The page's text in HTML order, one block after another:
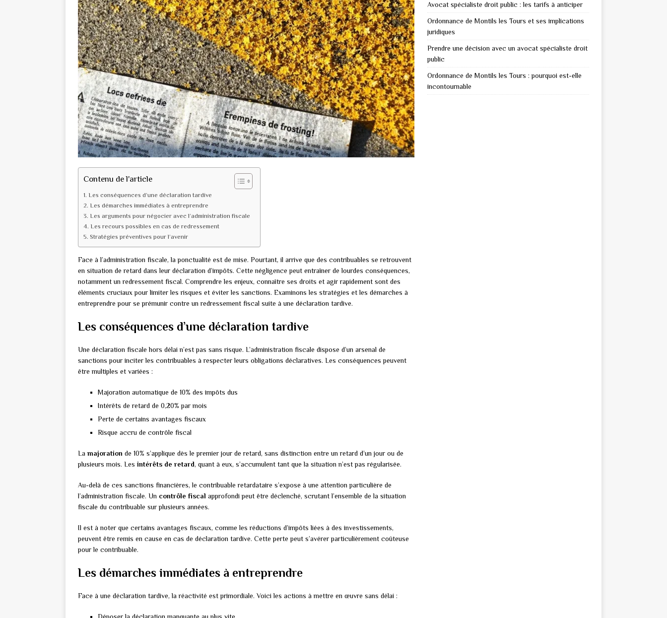
Contenu de l'article
Les conséquences d’une déclaration tardive
Les démarches immédiates à entreprendre
Les arguments pour négocier avec l’administration fiscale
Les recours possibles en cas de redressement
Stratégies préventives pour l’avenir
Face à l’administration fiscale, la ponctualité est de mise. Pourtant, il arrive que des contribuables se retrouvent
en situation de retard dans leur déclaration d’impôts. Cette négligence peut entraîner de lourdes conséquences,
notamment un redressement fiscal. Comprendre les enjeux, connaître ses droits et agir rapidement sont des
éléments cruciaux pour limiter les risques et éviter les sanctions. Examinons les stratégies et les démarches à
entreprendre pour se prémunir contre un redressement fiscal suite à une déclaration tardive.
Les conséquences d’une déclaration tardive
Une déclaration fiscale hors délai n’est pas sans risque. L’administration fiscale dispose d’un arsenal de
sanctions pour inciter les contribuables à respecter leurs obligations déclaratives. Les conséquences peuvent
être multiples et variées :
Majoration automatique de 10% des impôts dus
Intérêts de retard de 0,20% par mois
Perte de certains avantages fiscaux
Risque accru de contrôle fiscal
La majoration de 10% s’applique dès le premier jour de retard, sans distinction entre un retard d’un jour ou de
plusieurs mois. Les intérêts de retard, quant à eux, s’accumulent tant que la situation n’est pas régularisée.
Au-delà de ces sanctions financières, le contribuable retardataire s’expose à une attention particulière de
l’administration fiscale. Un contrôle fiscal approfondi peut être déclenché, scrutant l’ensemble de la situation
fiscale du contribuable sur plusieurs années.
Il est à noter que certains avantages fiscaux, comme les réductions d’impôts liées à des investissements,
peuvent être remis en cause en cas de déclaration tardive. Cette perte peut s’avérer particulièrement coûteuse
pour le contribuable.
Les démarches immédiates à entreprendre
Face à une déclaration tardive, la réactivité est primordiale. Voici les actions à mettre en œuvre sans délai :
Avocat spécialiste droit public : les tarifs à anticiper
Ordonnance de Montils les Tours et ses implications
juridiques
Prendre une décision avec un avocat spécialiste droit
public
Ordonnance de Montils les Tours : pourquoi est-elle
incontournable